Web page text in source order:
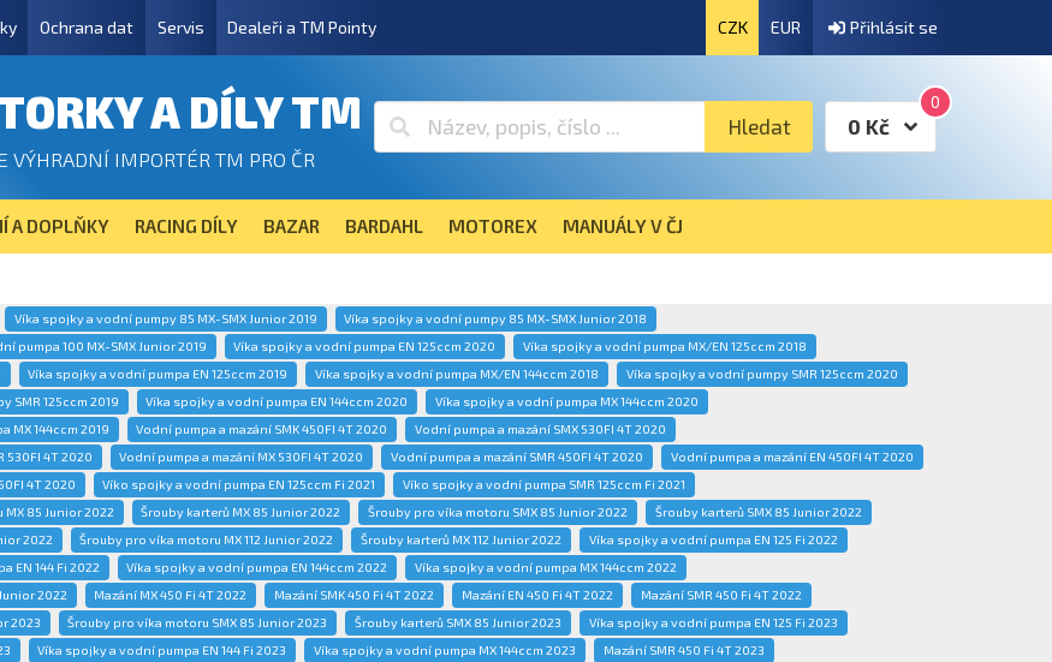
Ochrana dat Servis Dealeři a TM Pointy CZK EUR Přihlásit se
A DÍLY TM
VÝHRADNÍ IMPORTÉR TM PRO ČR
Hledat
0
0 Kč
A DOPLŇKY RACING DÍLY BAZAR BARDAHL MOTOREX MANUÁLY V ČJ
Víka spojky a vodní pumpy 85 MX-SMX Junior 2019
Víka spojky a vodní pumpy 85 MX-SMX Junior 2018
pumpa 100 MX-SMX Junior 2019 Víka spojky a vodní pumpa EN 125ccm 2020
Víka spojky a vodní pumpa MX/EN 125ccm 2018
Víka spojky a vodní pumpa EN 125ccm 2019 Víka spojky a vodní pumpa MX/EN 144ccm 2018
Víka spojky a vodní pumpy SMR 125ccm 2020
SMR 125ccm 2019 Víka spojky a vodní pumpa EN 144ccm 2020
Víka spojky a vodní pumpa MX 144ccm 2020
MX 144ccm 2019 Vodní pumpa a mazání SMK 450FI 4T 2020
Vodní pumpa a mazání SMX 530FI 4T 2020
530FI 4T 2020 Vodní pumpa a mazání MX 530FI 4T 2020 Vodní pumpa a mazání SMR 450FI 4T 2020
Vodní pumpa a mazání EN 450FI 4T 2020
4T 2020 Víko spojky a vodní pumpa EN 125ccm Fi 2021
Víko spojky a vodní pumpa SMR 125ccm Fi 2021
85 Junior 2022 Šrouby karterů MX 85 Junior 2022 Šrouby pro víka motoru SMX 85 Junior 2022
Šrouby karterů SMX 85 Junior 2022
2022 Šrouby pro víka motoru MX 112 Junior 2022 Šrouby karterů MX 112 Junior 2022
Víka spojky a vodní pumpa EN 125 Fi 2022
EN 144 Fi 2022 Víka spojky a vodní pumpa EN 144ccm 2022
Víka spojky a vodní pumpa MX 144ccm 2022
2022 Mazání MX 450 Fi 4T 2022 Mazání SMK 450 Fi 4T 2022 Mazání EN 450 Fi 4T 2022
Mazání SMR 450 Fi 4T 2022
2023 Šrouby pro víka motoru SMX 85 Junior 2023 Šrouby karterů SMX 85 Junior 2023
Víka spojky a vodní pumpa EN 125 Fi 2023
Víka spojky a vodní pumpa EN 144 Fi 2023 Víka spojky a vodní pumpa MX 144ccm 2023
Mazání SMR 450 Fi 4T 2023